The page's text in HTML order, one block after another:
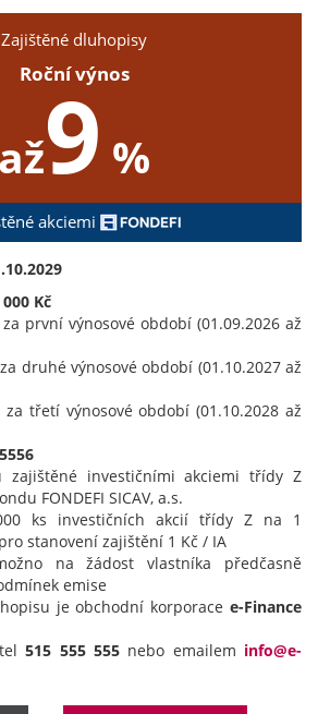
Zajištěné dluhopisy
Roční výnos
až9 %
akciemi
Kč
první výnosové období (01.09.2026 až
druhé výnosové období (01.10.2027 až
třetí výnosové období (01.10.2028 až
zajištěné investičními akciemi třídy Z
FONDEFI SICAV, a.s.
ks investičních akcií třídy Z na 1
stanovení zajištění 1 Kč / IA
na žádost vlastníka předčasně
emise
je obchodní korporace e-Finance
tel515 555 555nebo emailem info@e-